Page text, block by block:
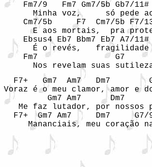
Fm7/9   Fm7 Gm7/5b Gb7/
Minha voz,     só pede
Cm7/5b     F7  Cm7/5b F7/
E aos mortais,  pra
Ebsus4 Eb7 Bbm7 Eb7 A7/
É o revés,
Fm7                G7
Nos revelam suas
F7+   Gm7  Am7   Dm7
Voraz é o meu clamor,
Gm7 Am7
Me faz lutador, por nossos
F7+  Gm7 Am7     Dm7
Mananciais, meu coração